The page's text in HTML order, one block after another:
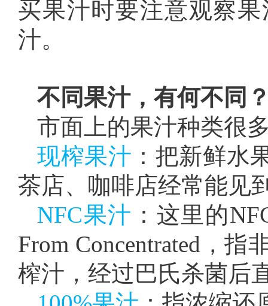
买果汁时要注意观察
汁。
不同果汁，有何不同
市面上的果汁种类很
现榨果汁 ：把新鲜水
茶店、咖啡店经常能见
NFC果汁 ：这里的
From Concentrated，
榨汁，经过巴氏杀菌后